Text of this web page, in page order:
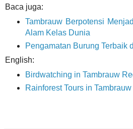
Baca juga:
Tambrauw Berpotensi
Alam Kelas Dunia
Pengamatan Burung Terbaik
English:
Birdwatching in Tambrauw
Rainforest Tours in